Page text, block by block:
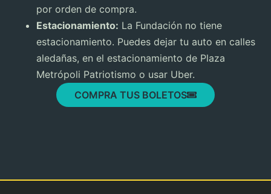
por orden de compra.
Estacionamiento: La Fundación no tiene
estacionamiento. Puedes dejar tu auto en calles
aledañas, en el estacionamiento de Plaza
Metrópoli Patriotismo o usar Uber.
COMPRA TUS BOLETOS